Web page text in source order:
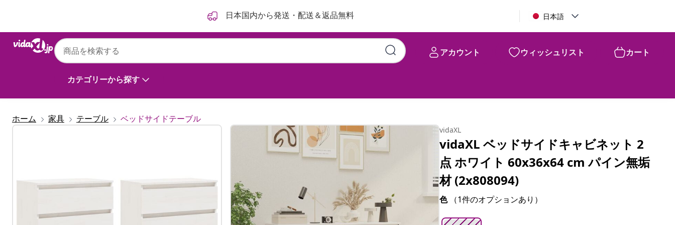
日本国内から発送・配送＆返品無料 日本語
カテゴリーから探す
アカウント ウィッシュリスト カート
vidaXL
vidaXL ベッドサイドキャビネット 2点 ホワイト 60x36x64 cm パイン無垢材
(2x808094)
¥ 22,450
ホーム 家具 テーブル ベッドサイドテーブル
vidaXL
vidaXL ベッドサイドキャビネット 2
点 ホワイト 60x36x64 cm パイン無垢
材 (2x808094)
色 （1件のオプションあり）